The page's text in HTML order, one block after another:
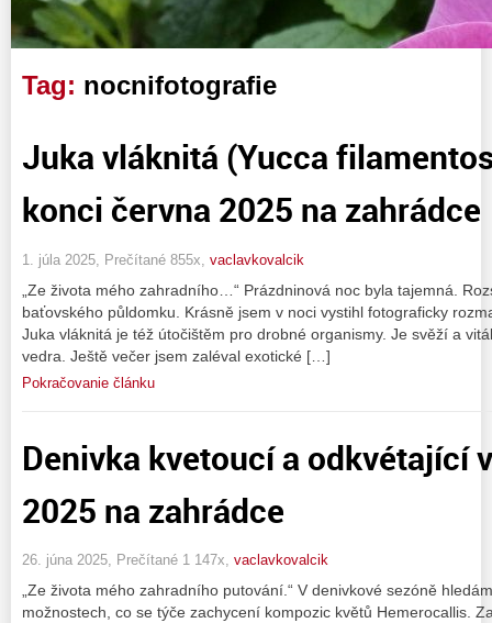
Tag: nocnifotografie
Juka vláknitá (Yucca
konci června 2025 na zahrádce
1. júla 2025, Prečítané 855x, vaclavkovalcik
„Ze života mého zahradního…“ Prázdninová noc byla tajemná.
baťovského půldomku. Krásně jsem v noci vystihl fotograficky
Juka vláknitá je též útočištěm pro drobné organismy. Je svěží a
vedra. Ještě večer jsem zaléval exotické […]
Pokračovanie článku
Denivka kvetoucí a odkvétající
2025 na zahrádce
26. júna 2025, Prečítané 1 147x, vaclavkovalcik
„Ze života mého zahradního putování.“ V denivkové sezóně
možnostech, co se týče zachycení kompozic květů Hemerocallis.